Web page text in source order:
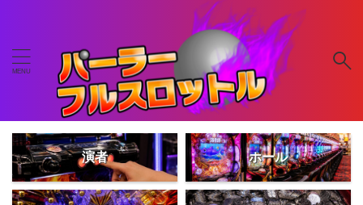
演者 ホール